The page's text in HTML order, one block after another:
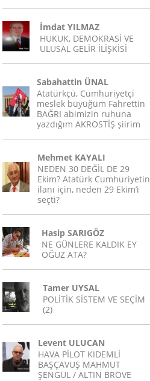
İmdat YILMAZ
HUKUK, DEMOKRASİ VE
ULUSAL GELİR İLİŞKİSİ
Sabahattin ÜNAL
Atatürkçü, Cumhuriyetçi
meslek büyüğüm Fahrettin
BAĞRI abimizin ruhuna
yazdığım AKROSTİŞ şiirim
Mehmet KAYALI
NEDEN 30 DEĞİL DE 29
Ekim? Atatürk Cumhuriyetin
ilanı için, neden 29 Ekim’i
seçti?
Hasip SARIGÖZ
NE GÜNLERE KALDIK EY
OĞUZ ATA?
Tamer UYSAL
POLİTİK SİSTEM VE SEÇİM
(2)
Levent ULUCAN
HAVA PİLOT KIDEMLİ
BAŞÇAVUŞ MAHMUT
ŞENGÜL / ALTIN BRÖVE